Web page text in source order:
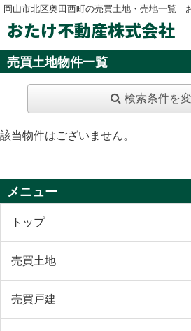
岡山市北区奥田西町の売買土地・売地一覧｜
おたけ不動産株式会社
売買土地物件一覧
検索条件を
該当物件はございません。
メニュー
トップ
売買土地
売買戸建